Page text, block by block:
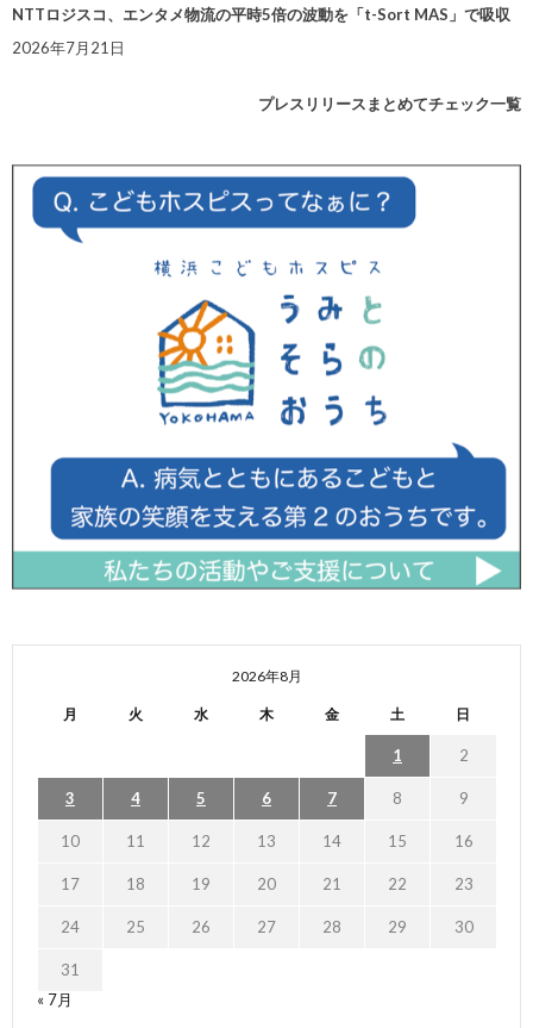
NTTロジスコ、エンタメ物流の平時5倍の波動を「t-Sort MAS」で吸収
2026年7月21日
プレスリリースまとめてチェック一覧
2026年8月
月 火 水 木 金 土 日
1 2
3 4 5 6 7 8 9
10 11 12 13 14 15 16
17 18 19 20 21 22 23
24 25 26 27 28 29 30
31
« 7月